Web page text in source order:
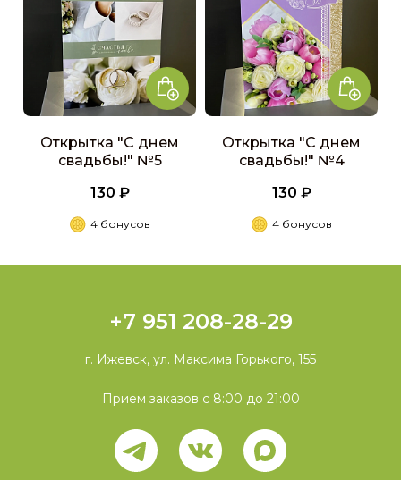
Открытка "С днем
свадьбы!" №5
130 ₽
4 бонусов
Открытка "С днем
свадьбы!" №4
130 ₽
4 бонусов
+7 951 208-28-29
г. Ижевск, ул. Максима Горького, 155
Прием заказов с 8:00 до 21:00